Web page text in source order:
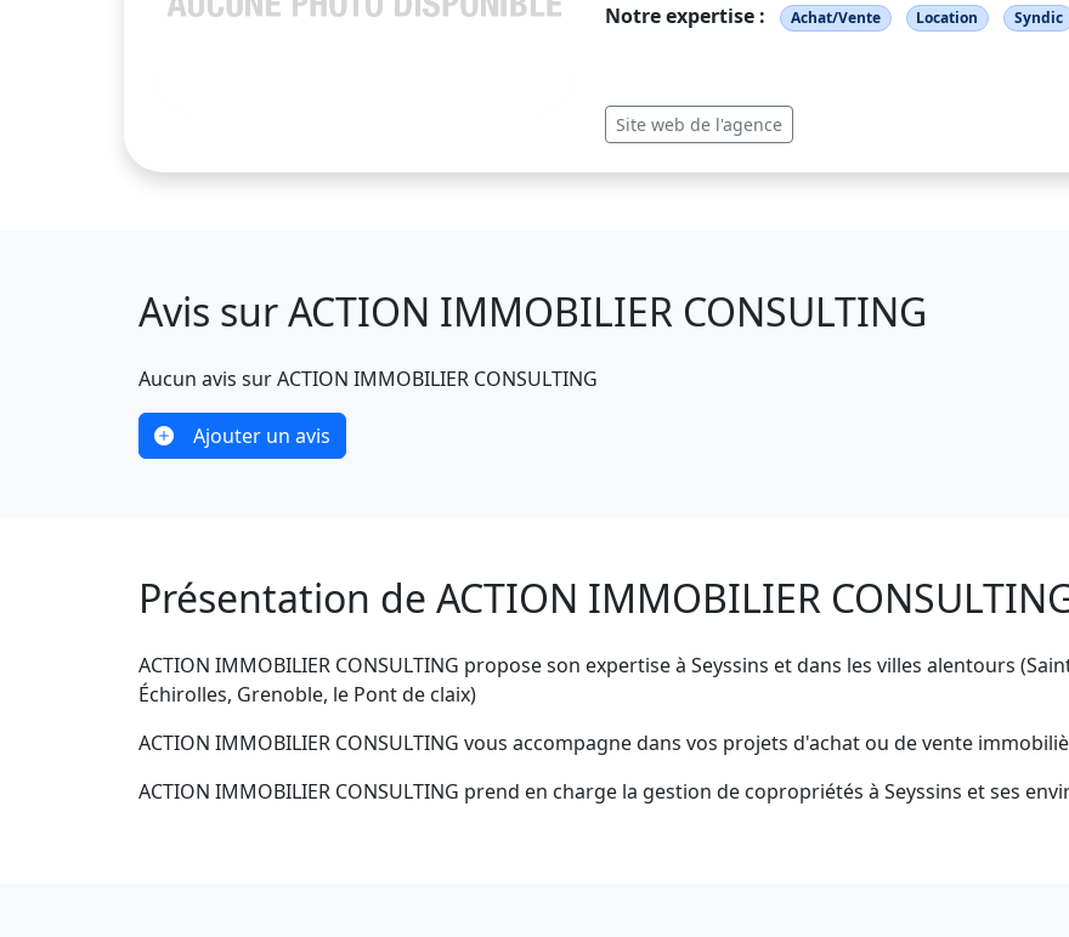
Notre expertise : Achat/Vente Location Syndic
Site web de l'agence
Avis sur ACTION IMMOBILIER CONSULTING
Aucun avis sur ACTION IMMOBILIER CONSULTING
Ajouter un avis
Présentation de ACTION IMMOBILIER
ACTION IMMOBILIER CONSULTING propose son expertise à Seyssins et dans les villes alentours
Échirolles, Grenoble, le Pont de claix)
ACTION IMMOBILIER CONSULTING vous accompagne dans vos projets d'achat ou de vente
ACTION IMMOBILIER CONSULTING prend en charge la gestion de copropriétés à Seyssins et ses